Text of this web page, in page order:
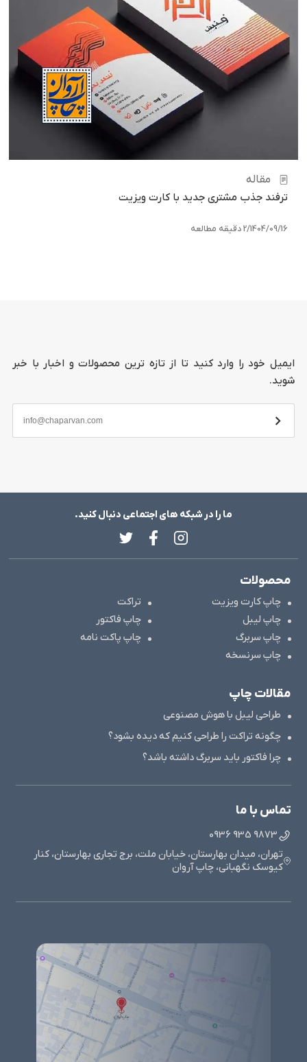
مقاله
ترفند جذب مشتری جدید با کارت ویزیت
1404/09/16
/2 دقیقه مطالعه
ایمیل خود را وارد کنید تا از تازه ترین محصولات و اخبار با خبر
شوید.
ما را در شبکه های اجتماعی دنبال کنید.
محصولات
چاپ کارت ویزیت
تراکت
چاپ لیبل
چاپ فاکتور
چاپ سربرگ
چاپ پاکت نامه
چاپ سرنسخه
مقالات چاپ
طراحی لیبل با هوش مصنوعی
چگونه تراکت را طراحی کنیم که دیده بشود؟
چرا فاکتور باید سربرگ داشته باشد؟
تماس با ما
9873 935 0936
تهران، میدان بهارستان، خیابان ملت، برج تجاری بهارستان، کنار
کیوسک نگهبانی، چاپ آروان